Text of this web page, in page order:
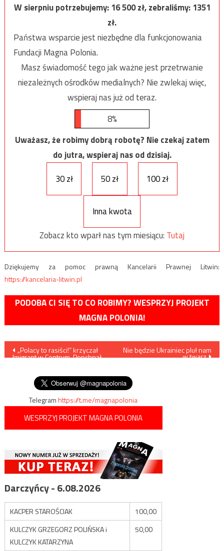
W sierpniu potrzebujemy:16 500zł, zebraliśmy:1351
zł.
Państwa wsparcie jest niezbędne dla funkcjonowania
Fundacji Magna Polonia.
Masz świadomość tego jak ważne jest przetrwanie
niezależnych ośrodków medialnych? Nie zwlekaj więc,
wspieraj nas już od teraz.
8%
Uważasz, że robimy dobrą robotę? Nie czekaj zatem
do jutra, wspieraj nas od dzisiaj.
30 zł
50 zł 100 zł
Inna kwota
Zobacz kto wparł nas tym miesiącu: Tutaj
Dziękujemy za pomoc prawną Kancelarii Prawnej Litwin:
https://kancelaria-litwin.pl
PODOBA CI SIĘ TO CO ROBIMY? WESPRZYJ PROJEKT
MAGNA POLONIA!
Nawigacja
„Polacy to rasiści!” krzyczał
Imigrant w Centrum. Popchnął
Nie będzie Ukrainiec pluł nam
w twarz
Telegramhttps://t.me/magnapolonia
WESPRZYJ PROJEKT MAGNA POLONIA
Darczyńcy - 6.08.2026
KACPER STAROŚCIAK
100,00
KULCZYK GRZEGORZ POLIŃSKA i
KULCZYK KATARZYNA
50,00